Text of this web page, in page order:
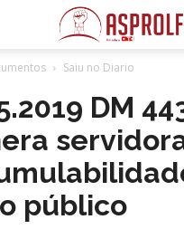
Saiu no Diario
DM
público